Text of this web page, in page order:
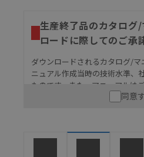
生産終了品のカタログ
ロードに際してのご承
ダウンロードされるカタログ/
ニュアル作成当時の技術水準、
ものです。また、マニュアルは
ので、ご使用にあたっての安全
うな用途に使用される場合に
同意